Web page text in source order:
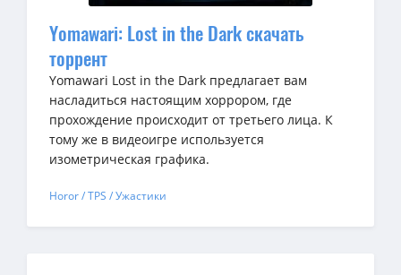
Yomawari: Lost in the Dark скачать
торрент
Yomawari Lost in the Dark предлагает вам
насладиться настоящим хоррором, где
прохождение происходит от третьего лица. К
тому же в видеоигре используется
изометрическая графика.
Horor / TPS / Ужастики